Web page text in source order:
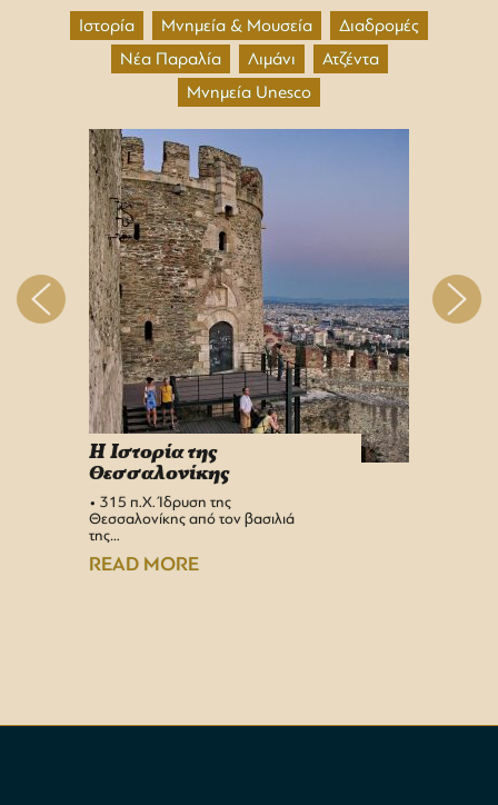
Ιστορία Μνημεία & Μουσεία
Διαδρομές
Νέα Παραλία
Λιμάνι
Ατζέντα
Μνημεία Unesco
H Iστορία της
Θεσσαλονίκης
• 315 π.Χ. Ίδρυση της
Θεσσαλονίκης από τον βασιλιά
της…
READ MORE